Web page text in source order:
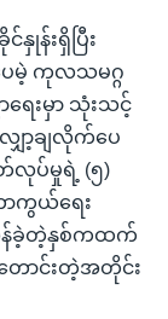
န်းရှိပြီး
ေမဲ့ ကုလသမဂ္ဂ
ေးမှာ သုံးသင့်
ာ့ချလိုက်ပေ
လုပ်မှုရဲ့ (၅)
ကွယ်ရေး
န်ခဲ့တဲ့နှစ်ကထက်
ောင်းတဲ့အတိုင်း